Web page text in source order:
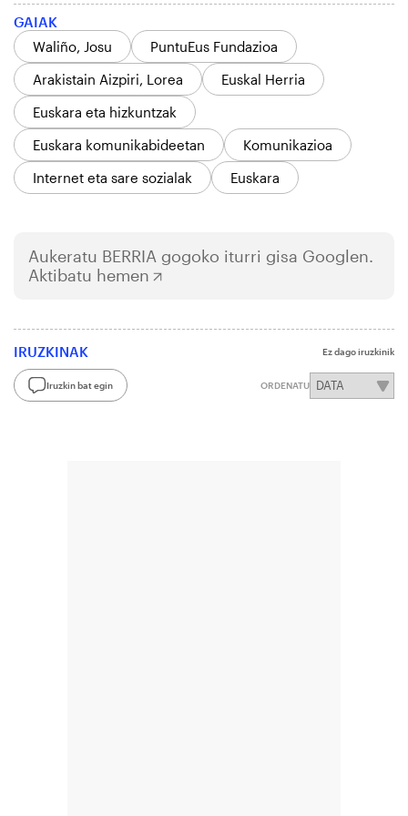
GAIAK
Waliño, Josu
PuntuEus Fundazioa
Arakistain Aizpiri, Lorea
Euskal Herria
Euskara eta hizkuntzak
Euskara komunikabideetan
Komunikazioa
Internet eta sare sozialak
Euskara
Aukeratu BERRIA gogoko iturri gisa Googlen.
Aktibatu hemen
IRUZKINAK Ez dago iruzkinik
Iruzkin bat egin ORDENATU